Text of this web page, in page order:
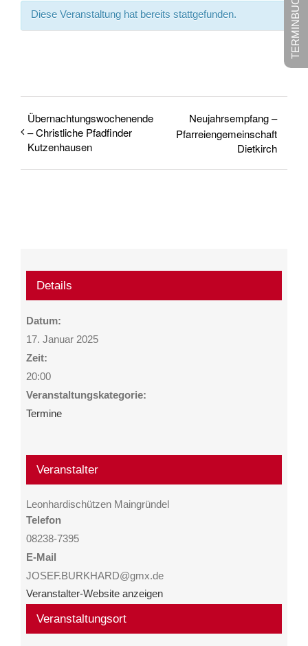
Diese Veranstaltung hat bereits stattgefunden.
Übernachtungswochenende
– Christliche Pfadfinder
Kutzenhausen
Neujahrsempfang –
Pfarreiengemeinschaft
Dietkirch
Details
Datum:
17. Januar 2025
Zeit:
20:00
Veranstaltungskategorie:
Termine
Veranstaltungsort
Veranstalter
Leonhardischützen Maingründel
Telefon
08238-7395
E-Mail
JOSEF.BURKHARD@gmx.de
Veranstalter-Website anzeigen